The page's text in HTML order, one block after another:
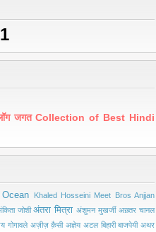
जगत Collection of Best Hindi
Ocean Khaled Hosseini Meet Bros Anjjan
जोशी अंतरा मित्रा अंशुमन मुखर्जी अख़्तर चानल
गोगावले अज़ीज़ क़ैसी अज्ञेय अटल बिहारी बाजपेयी अथर